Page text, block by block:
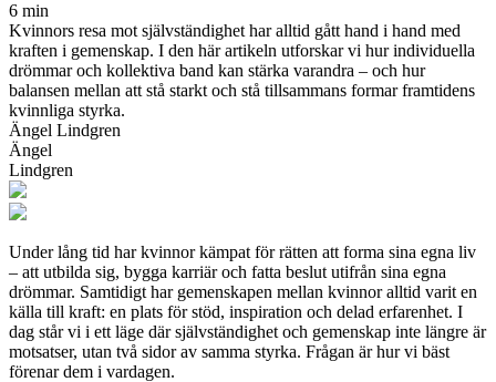
6 min
Kvinnors resa mot självständighet har alltid gått hand i hand med
kraften i gemenskap. I den här artikeln utforskar vi hur individuella
drömmar och kollektiva band kan stärka varandra – och hur
balansen mellan att stå starkt och stå tillsammans formar framtidens
kvinnliga styrka.
Ängel Lindgren
Ängel
Lindgren
Under lång tid har kvinnor kämpat för rätten att forma sina egna liv
– att utbilda sig, bygga karriär och fatta beslut utifrån sina egna
drömmar. Samtidigt har gemenskapen mellan kvinnor alltid varit en
källa till kraft: en plats för stöd, inspiration och delad erfarenhet. I
dag står vi i ett läge där självständighet och gemenskap inte längre är
motsatser, utan två sidor av samma styrka. Frågan är hur vi bäst
förenar dem i vardagen.